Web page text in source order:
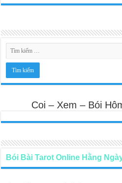
Coi – Xem – Bói
Bói Bài Tarot Online Hằng